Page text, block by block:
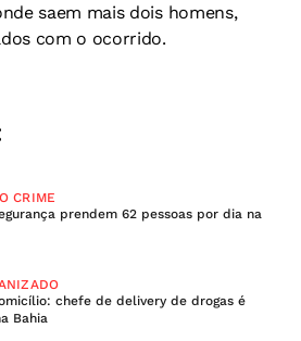
saem mais dois homens,
com o ocorrido.
CRIME
prendem 62 pessoas por dia na
chefe de delivery de drogas é
Bahia